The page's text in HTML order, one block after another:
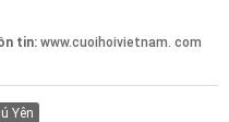
tin: www.cuoihoivietnam. com
Yên